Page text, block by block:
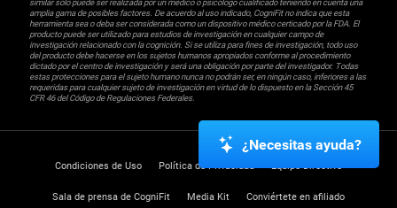
similar sólo puede ser realizada por un médico o psicólogo cualificado teniendo en cuenta una
amplia gama de posibles factores. De acuerdo al uso indicado, CogniFit no indica que esta
herramienta sea o deba ser considerada como un dispositivo médico certicado por la FDA. El
producto puede ser utilizado para estudios de investigación en cualquier campo de
investigación relacionado con la cognición. Si se utiliza para fines de investigación, todo uso
del producto debe hacerse en los sujetos humanos apropiados conforme al procedimiento
dictado por el centro de investigación y será una obligación por parte del investigador. Todas
estas protecciones para el sujeto humano nunca no podrán ser, en ningún caso, inferiores a las
requeridas para cualquier sujeto de investigación en virtud de lo dispuesto en la Sección 45
CFR 46 del Código de Regulaciones Federales.
Condiciones de Uso Política de Privacidad Equipo Directivo
Sala de prensa de CogniFit Media Kit Conviértete en afiliado
¿Necesitas ayuda?